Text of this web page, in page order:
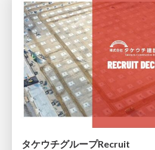
タケウチグループRecruit